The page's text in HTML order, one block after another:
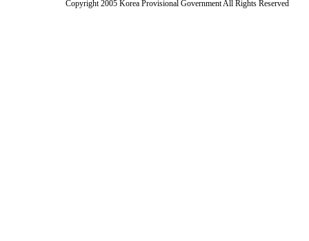
Copyright 2005 Korea Provisional Government All Rights Reserved